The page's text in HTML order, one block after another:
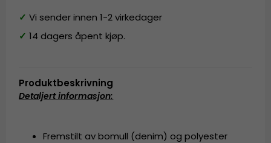
✓ Vi sender innen 1-2 virkedager
✓ 14 dagers åpent kjøp.
Produktbeskrivning
Detaljert informasjon:
Fremstilt av bomull (denim) og polyester